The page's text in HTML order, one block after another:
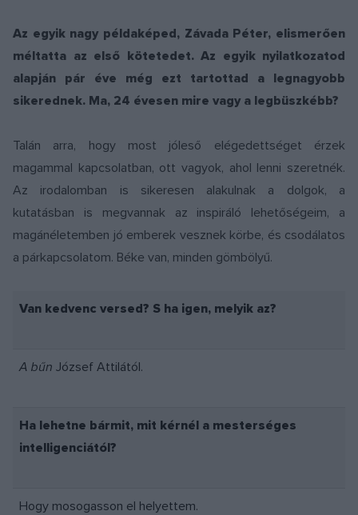
Az egyik nagy példaképed, Závada Péter, elismerően
méltatta az első kötetedet. Az egyik nyilatkozatod
alapján pár éve még ezt tartottad a legnagyobb
sikerednek. Ma, 24 évesen mire vagy a legbüszkébb?
Talán arra, hogy most jóleső elégedettséget érzek
magammal kapcsolatban, ott vagyok, ahol lenni szeretnék.
Az irodalomban is sikeresen alakulnak a dolgok, a
kutatásban is megvannak az inspiráló lehetőségeim, a
magánéletemben jó emberek vesznek körbe, és csodálatos
a párkapcsolatom. Béke van, minden gömbölyű.
Van kedvenc versed? S ha igen, melyik az?
A bűn József Attilától.
Ha lehetne bármit, mit kérnél a mesterséges
intelligenciától?
Hogy mosogasson el helyettem.